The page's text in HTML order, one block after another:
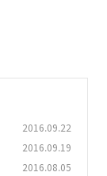
2016.09.22
2016.09.19
2016.08.05